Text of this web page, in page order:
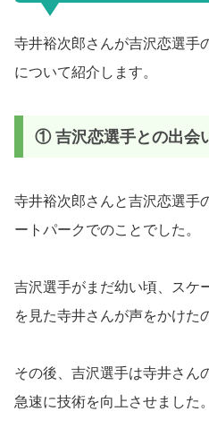
寺井裕次郎さんが吉沢恋選手
について紹介します。
① 吉沢恋選手との出会
寺井裕次郎さんと吉沢恋選手
ートパークでのことでした。
吉沢選手がまだ幼い頃、スケ
を見た寺井さんが声をかけた
その後、吉沢選手は寺井さん
急速に技術を向上させました。